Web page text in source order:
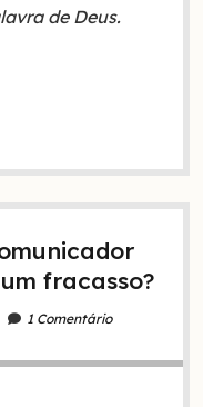
de Deus.
fracasso?
1 Comentário